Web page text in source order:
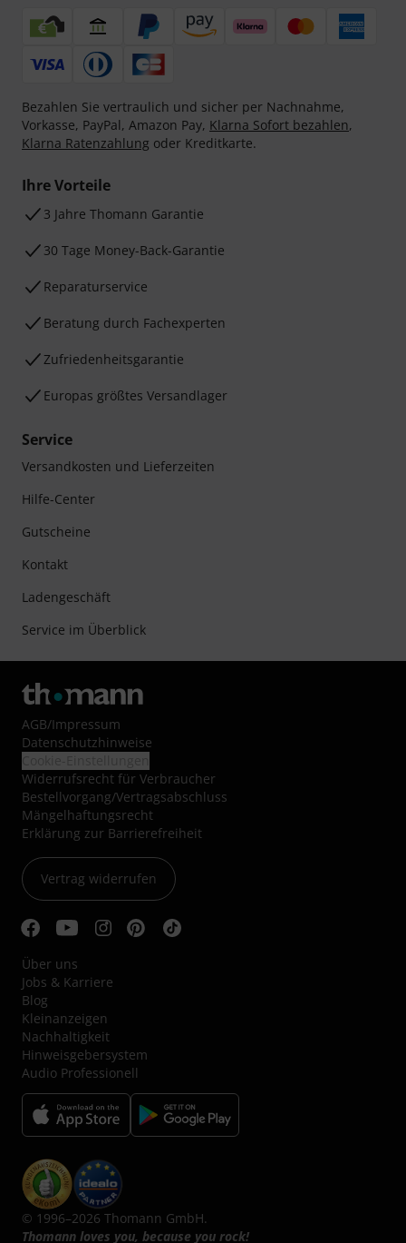
Bezahlen Sie vertraulich und sicher per Nachnahme,
Vorkasse, PayPal, Amazon Pay, Klarna Sofort bezahlen,
Klarna Ratenzahlung oder Kreditkarte.
Ihre Vorteile
3 Jahre Thomann Garantie
30 Tage Money-Back-Garantie
Reparaturservice
Beratung durch Fachexperten
Zufriedenheitsgarantie
Europas größtes Versandlager
Service
Versandkosten und Lieferzeiten
Hilfe-Center
Gutscheine
Kontakt
Ladengeschäft
Service im Überblick
AGB/Impressum
Datenschutzhinweise
Widerrufsrecht für Verbraucher
Bestellvorgang/Vertragsabschluss
Mängelhaftungsrecht
Erklärung zur Barrierefreiheit
Vertrag widerrufen
Über uns
Jobs & Karriere
Blog
Kleinanzeigen
Nachhaltigkeit
Hinweisgebersystem
Audio Professionell
© 1996–2026 Thomann GmbH.
Thomann loves you, because you rock!